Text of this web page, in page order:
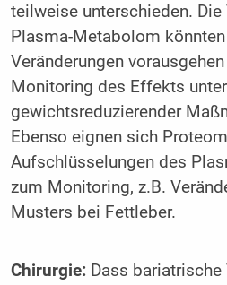
teilweise unterschieden. Die
Plasma-Metabolom
Veränderungen
Monitoring des Effekts
gewichtsreduzierender
Ebenso eignen sich
Aufschlüsselungen des
zum Monitoring, z.B.
Musters bei Fettleber.
Chirurgie: Dass